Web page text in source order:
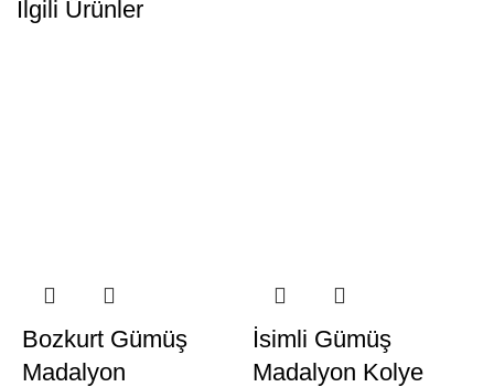
İlgili Ürünler
Bozkurt Gümüş
Madalyon
İsimli Gümüş
Madalyon Kolye